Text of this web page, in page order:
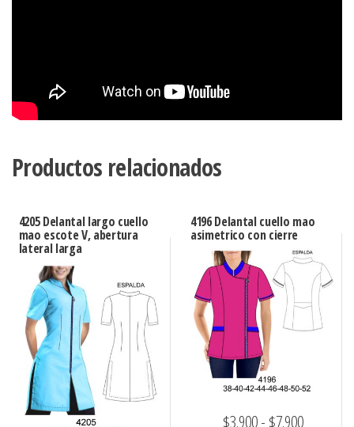
Productos relacionados
4205 Delantal largo cuello
mao escote V, abertura
lateral larga
4196 Delantal cuello mao
asimetrico con cierre
$3.900- $7.900Rango